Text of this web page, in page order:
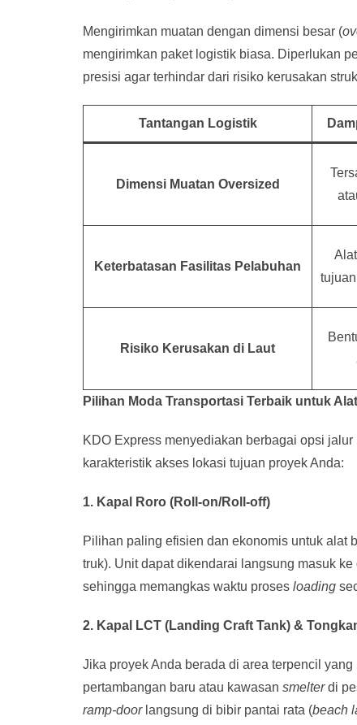
Mengirimkan muatan dengan dimensi besar (
mengirimkan paket logistik biasa. Diperlukan
presisi agar terhindar dari risiko kerusakan
Tantangan Logistik
Dimensi Muatan Oversized
Keterbatasan Fasilitas Pelabuhan
Risiko Kerusakan di Laut
Pilihan Moda Transportasi Terbaik untuk
KDO Express menyediakan berbagai opsi
karakteristik akses lokasi tujuan proyek Anda:
1. Kapal Roro (Roll-on/Roll-off)
Pilihan paling efisien dan ekonomis untuk alat
truk). Unit dapat dikendarai langsung masuk
sehingga memangkas waktu proses loading
2. Kapal LCT (Landing Craft Tank) &
Jika proyek Anda berada di area terpencil
pertambangan baru atau kawasan smelterdi
ramp-doorlangsung di bibir pantai rata (beach